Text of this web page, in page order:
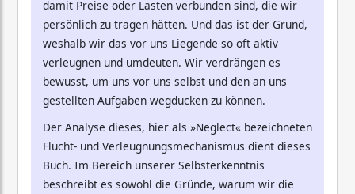
damit Preise oder Lasten verbunden sind, die wir
persönlich zu tragen hätten. Und das ist der Grund,
weshalb wir das vor uns Liegende so oft aktiv
verleugnen und umdeuten. Wir verdrängen es
bewusst, um uns vor uns selbst und den an uns
gestellten Aufgaben wegducken zu können.
Der Analyse dieses, hier als »Neglect« bezeichneten
Flucht- und Verleugnungsmechanismus dient dieses
Buch. Im Bereich unserer Selbsterkenntnis
beschreibt es sowohl die Gründe, warum wir die